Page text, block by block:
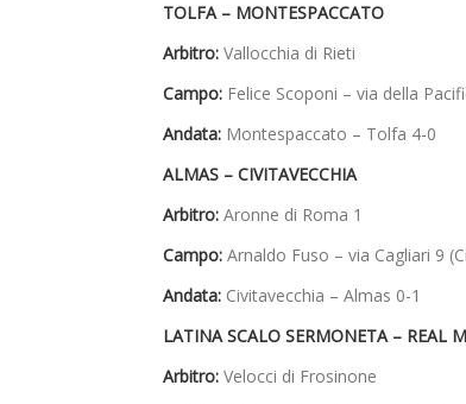
TOLFA – MONTESPACCATO
Arbitro: Vallocchia di Rieti
Campo: Felice Scoponi – via della
Andata: Montespaccato – Tolfa 4-0
ALMAS – CIVITAVECCHIA
Arbitro: Aronne di Roma 1
Campo: Arnaldo Fuso – via Cagliari 9
Andata: Civitavecchia – Almas 0-1
LATINA SCALO SERMONETA – REAL
Arbitro: Velocci di Frosinone